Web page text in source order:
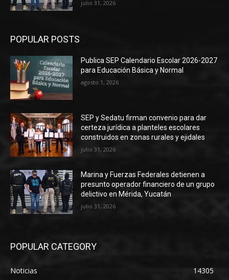
julio 31, 2026
POPULAR POSTS
Publica SEP Calendario Escolar 2026-2027
para Educación Básica y Normal
agosto 1, 2026
SEP y Sedatu firman convenio para dar
certeza jurídica a planteles escolares
construidos en zonas rurales y ejidales
julio 31, 2026
Marina y Fuerzas Federales detienen a
presunto operador financiero de un grupo
delictivo en Mérida, Yucatán
julio 31, 2026
POPULAR CATEGORY
Noticias
14305